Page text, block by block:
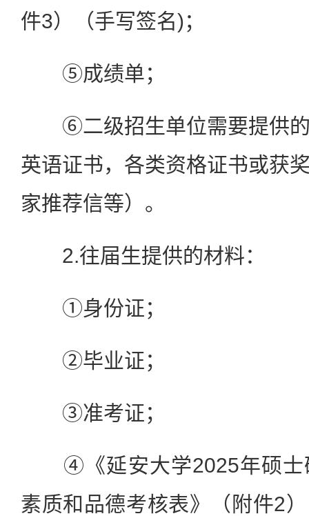
件3）（手写签名)；
⑤成绩单；
⑥二级招生单位需要提供的
英语证书，各类资格证书或获
家推荐信等）。
2.往届生提供的材料：
①身份证；
②毕业证；
③准考证；
④《延安大学2025年硕士
素质和品德考核表》（附件2